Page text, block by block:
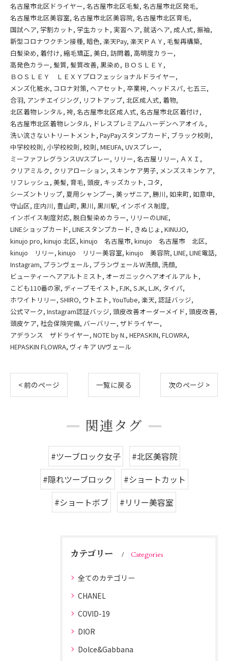
名古屋市北区ドライヤー 名古屋市北区毛髪 名古屋市北区発毛
名古屋市北区美容室 名古屋市北区美容院 名古屋市北区育毛
国試ヘア 学割カット 学生カット 実習ヘア 就活ヘア 成人式 振袖
新型コロナワクチン接種 暗色 楽天Pay 楽天ＰＡＹ 毛髪再構築
白髪染め 着付け 縮毛矯正 美白 訪問着 高明度カラー
高発色カラー 髪質 髪質改善 黒染め
ＢＯＳＬＥＹ
ＢＯＳＬＥＹ ＬＥＸＹプロフェッショナルドライヤー
メンズ化粧水 コロナ対策 ヘアセット 卒業袴 ヘッドスパ 七五三
合羽 アンチエイジング リフトアップ 北区成人式 着物
北区着物レンタル 袴 名古屋市北区成人式 名古屋市北区着付け
名古屋市北区着物レンタル ドレスプレミアムハーデンヘアオイル
洗い流さないトリートメント PayPayスタンプカード ブラック校則
中学校校則 小学校校則 校則 MIEUFA UVスプレー
ミーファフレグランスUVスプレー
リリー 名古屋リリー ＡＸＩ
クリアミルク クリアローション スキンケア男子 メンズスキンケア
リフレッシュ 美髪 育毛 頭皮 キッズカット コタ
シーズントリップ 夏用シャンプー 美ッザニア 勝川 如来町 如意申
守山区 庄内川 豊山町 黒川 黒川駅 インボイス制度
インボイス制度対応 脱白髪染めカラー
リリーのLINE
LINEショップカード LINEスタンプカード きぬじょ KINUJO
kinujo pro kinujo 北区 kinujo 名古屋市 kinujo 名古屋市 北区
kinujo リリー kinujo リリー美容室 kinujo 美容院 LINE LINE電話
Instagram プランヴェール プランヴェールW洗顔 洗顔
ビューティーヘアアルトミスト オーガニックヘアオイルアルト
こども110番の家 ディープモイスト FJK SJK LJK タイパ
ホワイトリリー SHIRO ウトエト YouTube 楽天 認証バッジ
公式マーク Instagram認証バッジ 頭皮改善オーダーメイド 頭皮改善
頭皮ケア 社会保険完備 バーバリー ザドライヤー
アデランス ザドライヤー NOTE by N. HEPASKIN FLOWRA
HEPASKIN FLOWRA ヴィキア UVヴェール
< 前のページ 一覧に戻る 次のページ >
関連タグ
#ツーブロック女子
#北区美容院
#隠れツーブロック
#ショートカット
#ショートボブ
#リリー美容室
カテゴリー Categories
全てのカテゴリー
CHANEL
COVID-19
DIOR
Dolce&Gabbana